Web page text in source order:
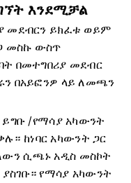
እንደሚቻል
መደብርን ይክፈቱ ወይም
መስኩ ውስጥ
በመተግበሪያ መደብር
በአይፎንዎ ላይ ለመጫን
ይግቡ /የማሳያ አካውንት
ከነባር አካውንት ጋር
ሲጫኑ አዲስ መስኮት
የማሳያ አካውንት